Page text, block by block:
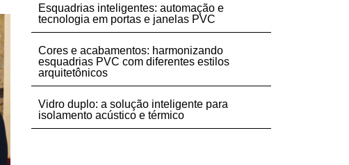
Esquadrias inteligentes: automação e
tecnologia em portas e janelas PVC
Cores e acabamentos: harmonizando
esquadrias PVC com diferentes estilos
arquitetônicos
Vidro duplo: a solução inteligente para
isolamento acústico e térmico